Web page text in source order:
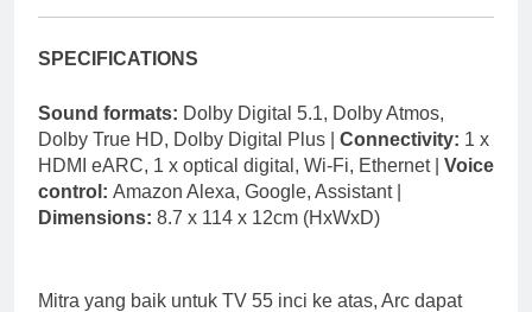
SPECIFICATIONS
Sound formats: Dolby Digital 5.1, Dolby Atmos,
Dolby True HD, Dolby Digital Plus | Connectivity: 1 x
HDMI eARC, 1 x optical digital, Wi-Fi, Ethernet | Voice
control: Amazon Alexa, Google, Assistant |
Dimensions: 8.7 x 114 x 12cm (HxWxD)
Mitra yang baik untuk TV 55 inci ke atas, Arc dapat